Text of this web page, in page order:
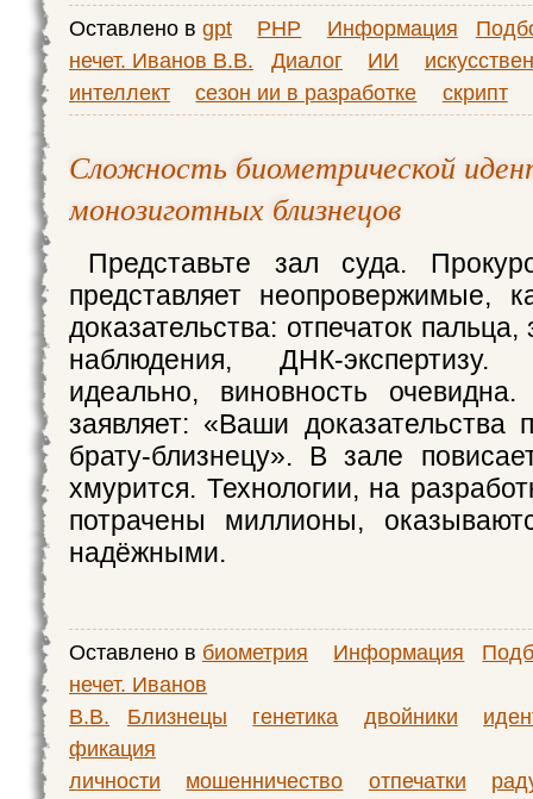
Оставлено в gpt PHP Информация
нечет. Иванов В.В.
Диалог ИИ
интеллект
сезон ии в разработке скрипт
Сложность биометрической
монозиготных близнецов
Представьте зал суда.
представляет неопровержимые,
доказательства: отпечаток
наблюдения, ДНК-
идеально, виновность
заявляет: «Ваши доказательства
брату-близнецу». В зале
хмурится. Технологии, на
потрачены миллионы,
надёжными.
Оставлено в биометрия Информация
нечет. Иванов
В.В.
Близнецы генетика двойники
фикация
личности
мошенничество отпечатки